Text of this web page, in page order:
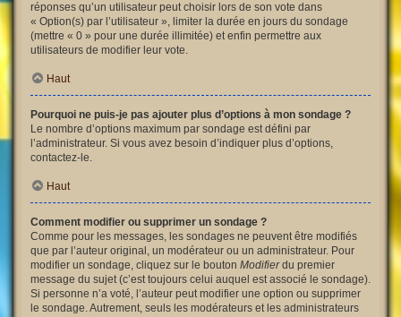
réponses qu’un utilisateur peut choisir lors de son vote dans
« Option(s) par l’utilisateur », limiter la durée en jours du sondage
(mettre « 0 » pour une durée illimitée) et enfin permettre aux
utilisateurs de modifier leur vote.
Haut
Pourquoi ne puis-je pas ajouter plus d’options à mon sondage ?
Le nombre d’options maximum par sondage est défini par
l’administrateur. Si vous avez besoin d’indiquer plus d’options,
contactez-le.
Haut
Comment modifier ou supprimer un sondage ?
Comme pour les messages, les sondages ne peuvent être modifiés
que par l’auteur original, un modérateur ou un administrateur. Pour
modifier un sondage, cliquez sur le bouton Modifierdu premier
message du sujet (c’est toujours celui auquel est associé le sondage).
Si personne n’a voté, l’auteur peut modifier une option ou supprimer
le sondage. Autrement, seuls les modérateurs et les administrateurs